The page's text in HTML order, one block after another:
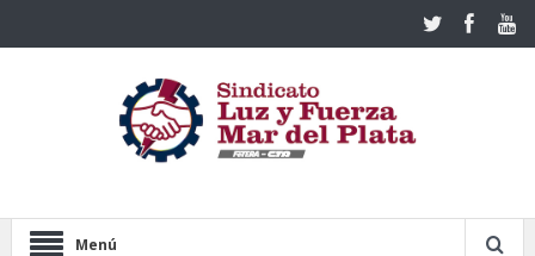
Menú